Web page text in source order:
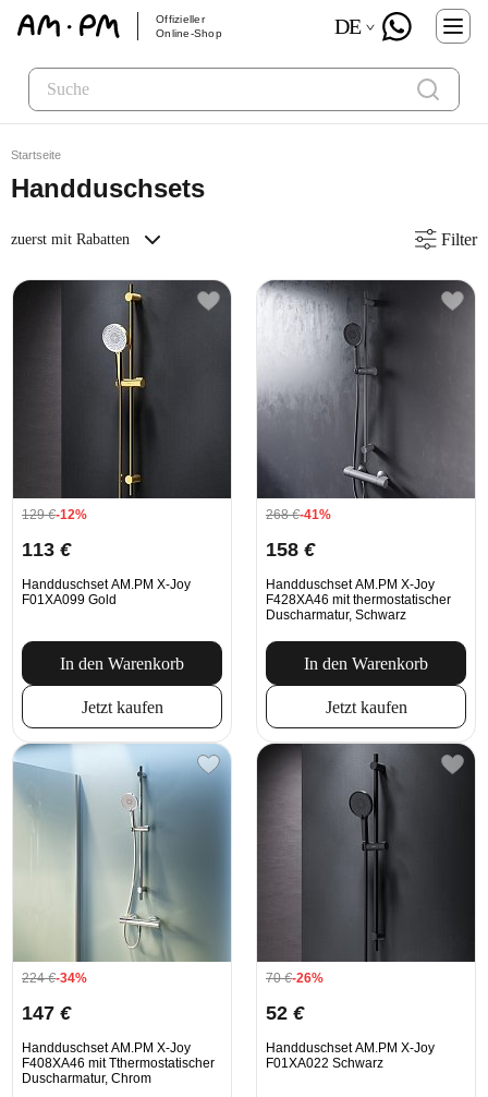
Offizieller
Online-Shop
DE
Startseite
Handduschsets
zuerst mit Rabatten Filter
129€-12%
113 €
Handduschset AM.PM X-Joy
F01XA099 Gold
In den Warenkorb
Jetzt kaufen
268€-41%
158 €
Handduschset AM.PM X-Joy
F428XA46 mit thermostatischer
Duscharmatur, Schwarz
In den Warenkorb
Jetzt kaufen
224€-34%
147 €
Handduschset AM.PM X-Joy
F408XA46 mit Tthermostatischer
Duscharmatur, Chrom
70€-26%
52 €
Handduschset AM.PM X-Joy
F01XA022 Schwarz